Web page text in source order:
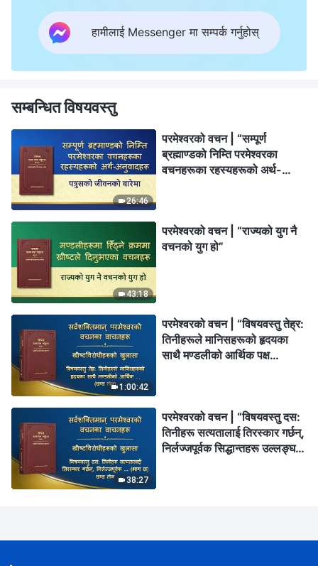
हामीलाई Messenger मा सम्पर्क गर्नुहोस्
सम्बन्धित विषयवस्तु
26:46
परमेश्‍वरको वचन | “सम्पूर्ण
ब्रह्माण्डको निम्ति परमेश्‍वरका
वचनहरूका रहस्यहरूको अर्थ-
43:18
परमेश्‍वरको वचन | “राज्यको युग नै
वचनको युग हो”
1:00:42
परमेश्‍वरको वचन | “विषयवस्तु तेह्र:
तिनीहरूले मानिसहरूको हृदयका
साथै मण्डलीको आर्थिक पक्ष
38:27
परमेश्‍वरको वचन | “विषयवस्तु दस:
तिनीहरू सत्यतालाई तिरस्कार गर्छन्,
निर्लज्जपूर्वक सिद्धान्तहरू उल्लङ्घन